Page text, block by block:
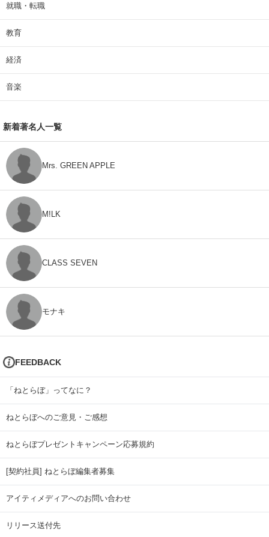
就職・転職
教育
経済
音楽
新着著名人一覧
Mrs. GREEN APPLE
M!LK
CLASS SEVEN
モナキ
FEEDBACK
「ねとらぼ」ってなに？
ねとらぼへのご意見・ご感想
ねとらぼプレゼントキャンペーン応募規約
[契約社員] ねとらぼ編集者募集
アイティメディアへのお問い合わせ
リリース送付先